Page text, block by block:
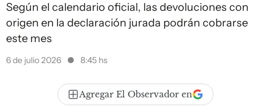
Según el calendario oficial, las devoluciones con
origen en la declaración jurada podrán cobrarse
este mes
6 de julio 2026 8:45 hs
Agregar El Observador en